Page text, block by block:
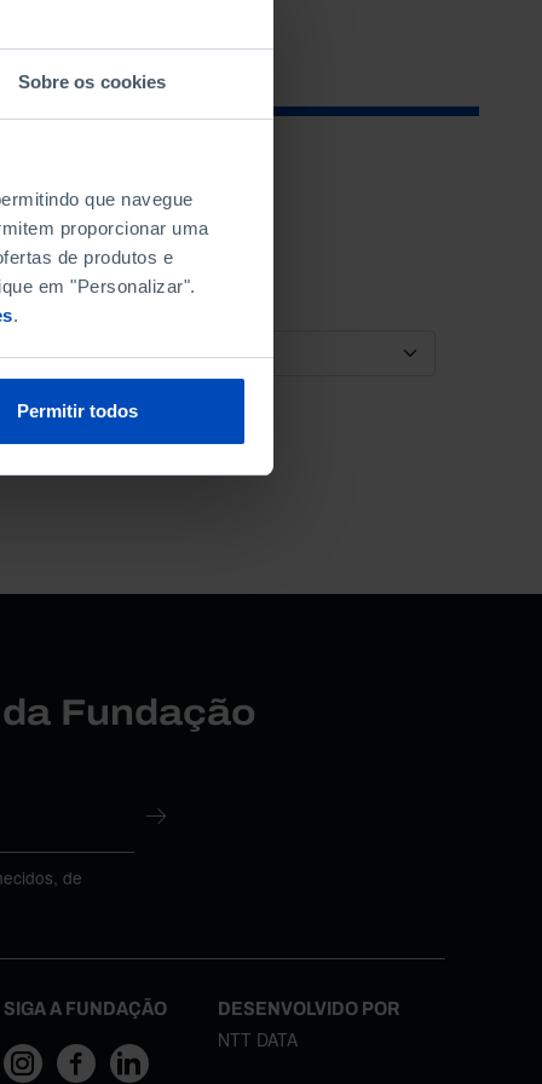
Sobre os cookies
que navegue
proporcionar uma
de produtos e
em "Personalizar".
.
Permitir todos
ORDENAR POR
Fundação
de
SIGA A FUNDAÇÃO DESENVOLVIDO POR
NTT DATA